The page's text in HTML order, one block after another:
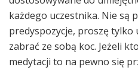
każdego uczestnika. Nie są
predyspozycje, proszę tylko
zabrać ze sobą koc. Jeżeli
medytacji to na pewno się